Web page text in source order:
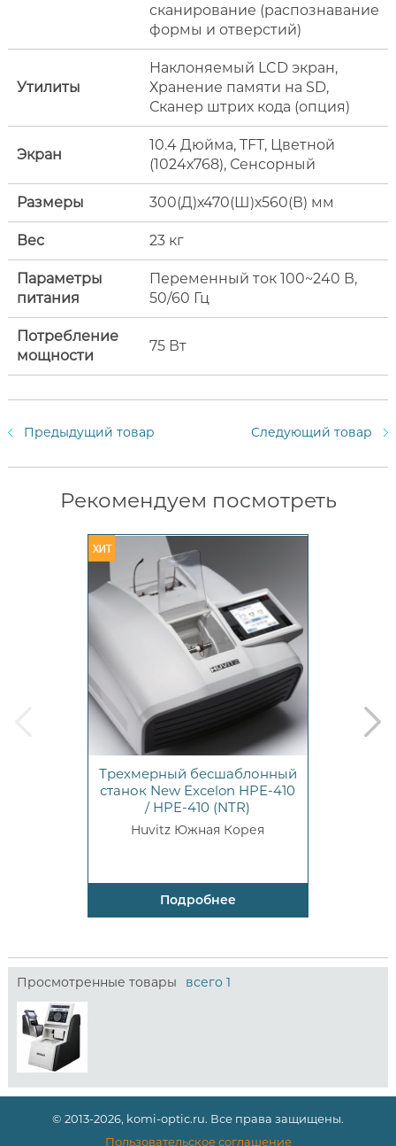
сканирование (распознавание
формы и отверстий)
Утилиты
Наклоняемый LCD экран,
Хранение памяти на SD,
Сканер штрих кода (опция)
Экран
10.4 Дюйма, TFT, Цветной
(1024х768), Сенсорный
Размеры 300(Д)х470(Ш)х560(В) мм
Вес 23 кг
Параметры
питания
Переменный ток 100~240 В,
50/60 Гц
Потребление
мощности
75 Вт
Предыдущий товар Следующий товар
Рекомендуем посмотреть
Трехмерный бесшаблонный
станок New Excelon HPE-410
/ HPE-410 (NTR)
Huvitz Южная Корея
Подробнее
next
Просмотренные товары всего 1
© 2013-2026, komi-optic.ru. Все права защищены.
Пользовательское соглашение